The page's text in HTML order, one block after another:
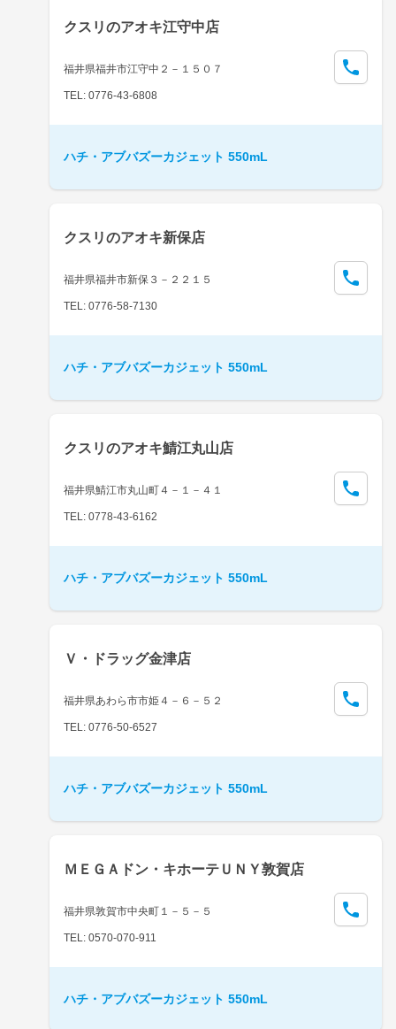
クスリのアオキ江守中店
福井県福井市江守中２－１５０７
TEL: 0776-43-6808
ハチ・アブバズーカジェット 550mL
クスリのアオキ新保店
福井県福井市新保３－２２１５
TEL: 0776-58-7130
ハチ・アブバズーカジェット 550mL
クスリのアオキ鯖江丸山店
福井県鯖江市丸山町４－１－４１
TEL: 0778-43-6162
ハチ・アブバズーカジェット 550mL
Ｖ・ドラッグ金津店
福井県あわら市市姫４－６－５２
TEL: 0776-50-6527
ハチ・アブバズーカジェット 550mL
ＭＥＧＡドン・キホーテＵＮＹ敦賀店
福井県敦賀市中央町１－５－５
TEL: 0570-070-911
ハチ・アブバズーカジェット 550mL